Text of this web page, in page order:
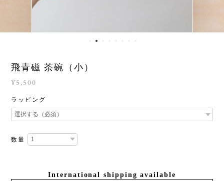
飛青磁 茶碗（小）
¥5,500
ラッピング
数量
International shipping available